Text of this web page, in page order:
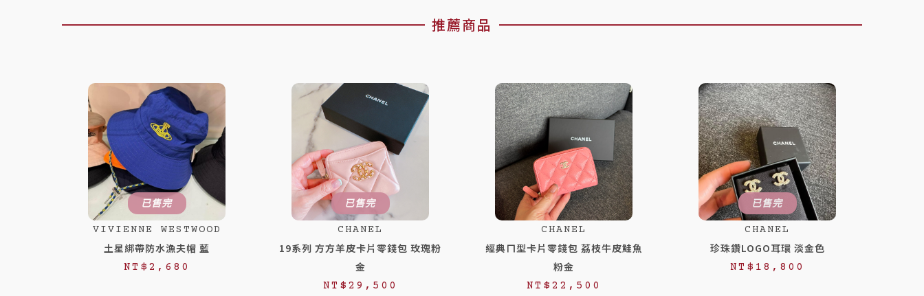
推薦商品
已售完
VIVIENNE WESTWOOD
土星綁帶防水漁夫帽 藍
NT$ 2,680
已售完
CHANEL
19系列 方方羊皮卡片零錢包 玫瑰粉
金
NT$ 29,500
CHANEL
經典ㄇ型卡片零錢包 荔枝牛皮鮭魚
粉金
NT$ 22,500
已售完
CHANEL
珍珠鑽LOGO耳環 淡金色
NT$ 18,800